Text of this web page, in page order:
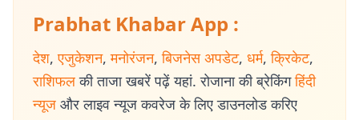
Prabhat Khabar App :
देश, एजुकेशन, मनोरंजन, बिजनेस अपडेट, धर्म, क्रिकेट,
राशिफल की ताजा खबरें पढ़ें यहां. रोजाना की ब्रेकिंग हिंदी
न्यूज और लाइव न्यूज कवरेज के लिए डाउनलोड करिए